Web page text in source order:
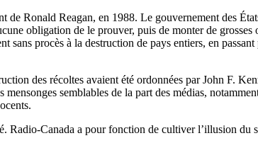
Ronald Reagan, en 1988. Le gouvernement des
obligation de le prouver, puis de monter de grosses
procès à la destruction de pays entiers, en
des récoltes avaient été ordonnées par John F.
semblables de la part des médias,
Radio-Canada a pour fonction de cultiver l’illusion du